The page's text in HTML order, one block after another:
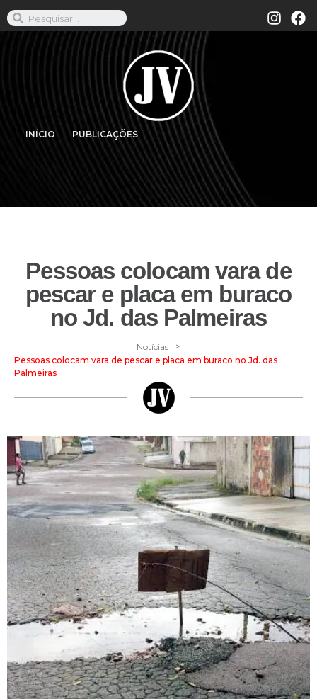
INÍCIO PUBLICAÇÕES
Pessoas colocam vara de
pescar e placa em buraco
no Jd. das Palmeiras
Notícias >
Pessoas colocam vara de pescar e placa em buraco no Jd. das
Palmeiras